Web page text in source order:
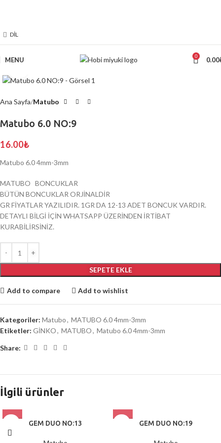
DIL
MENU 0 0.00
Ana Sayfa Matubo
Matubo 6.0 NO:9
16.00₺
Matubo 6.0 4mm-3mm
MATUBO BONCUKLAR
BÜTÜN BONCUKLAR ORJİNALDİR
GR FİYATLAR YAZILIDIR. 1GR DA 12-13 ADET BONCUK VARDIR.
DETAYLI BİLGİ İÇİN WHATSAPP ÜZERİNDEN İRTİBAT
KURABİLİRSİNİZ.
SEPETE EKLE
Add to compare Add to wishlist
Kategoriler: Matubo, MATUBO 6.0 4mm-3mm
Etiketler: GİNKO, MATUBO, Matubo 6.0 4mm-3mm
Share:
İlgili ürünler
GEM DUO NO:13 GEM DUO NO:19